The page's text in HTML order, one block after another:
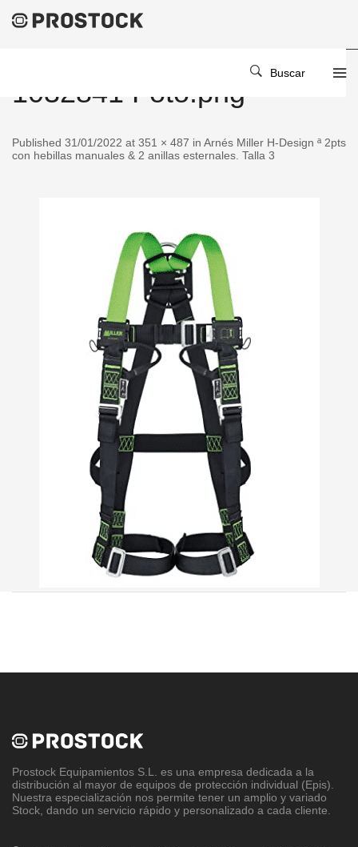
Buscar
1032841 Foto.png
Published 31/01/2022 at 351 × 487 in Arnés Miller H-Design ª 2pts
con hebillas manuales & 2 anillas esternales. Talla 3
Prostock Equipamientos S.L
. es una empresa dedicada a la
distribución al mayor de equipos de protección individual (Epis).
Nuestra especialización nos permite tener un amplio y variado
Stock, dando un servicio rápido y personalizado a cada cliente.